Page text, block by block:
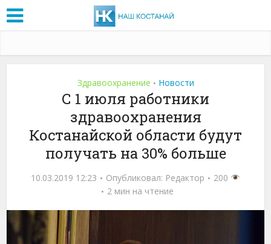
Здравоохранение • Новости
С 1 июля работники
здравоохранения
Костанайской области будут
получать на 30% больше
10.03.2019 12:23 Опубликовал: Редактор
200
2 мин на чтение